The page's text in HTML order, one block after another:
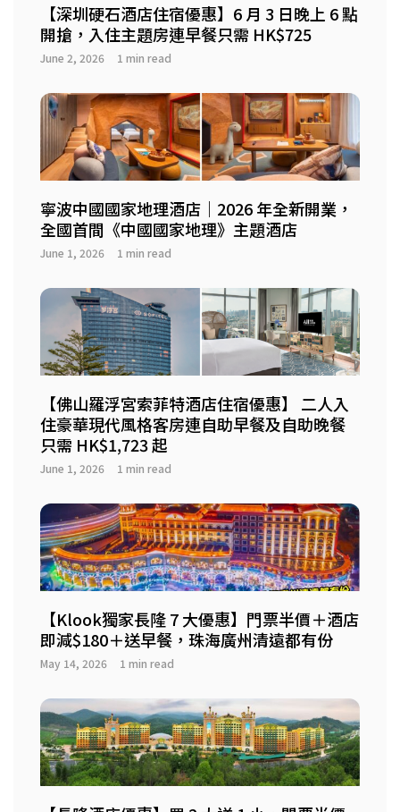
【深圳硬石酒店住宿優惠】6 月 3 日晚上 6 點
開搶，入住主題房連早餐只需 HK$725
June 2, 2026 1 min read
寧波中國國家地理酒店｜2026 年全新開業，
全國首間《中國國家地理》主題酒店
June 1, 2026 1 min read
【佛山羅浮宮索菲特酒店住宿優惠】 二人入
住豪華現代風格客房連自助早餐及自助晚餐
只需 HK$1,723 起
June 1, 2026 1 min read
【Klook獨家長隆 7 大優惠】門票半價＋酒店
即減$180＋送早餐，珠海廣州清遠都有份
May 14, 2026 1 min read